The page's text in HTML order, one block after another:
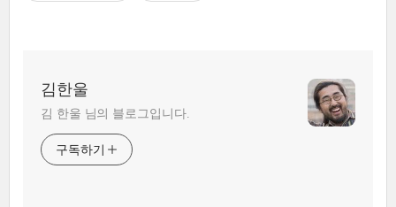
김한울
김 한울 님의 블로그입니다.
구독하기